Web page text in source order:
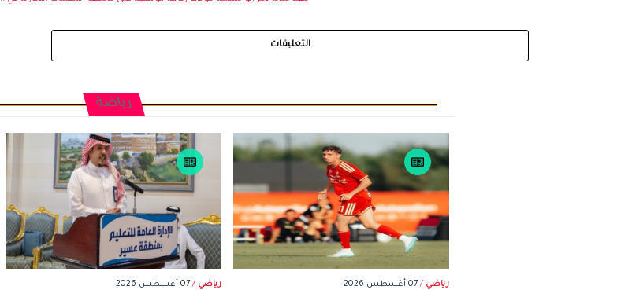
التعليقات
رياضة
رياضي /07 أغسطس 2026 رياضي /07 أغسطس 2026